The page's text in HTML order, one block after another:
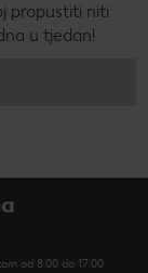
propustiti niti
u tjedan!
od 8.00 do 17.00